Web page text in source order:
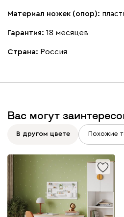
Материал ножек (опор):
Гарантия: 18 месяцев
Страна: Россия
Вас могут
В другом цвете Похожие